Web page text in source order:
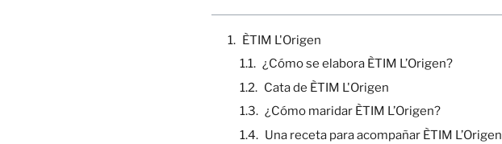
ÈTIM L'Origen
¿Cómo se elabora ÈTIM L’Origen?
Cata de ÈTIM L'Origen
¿Cómo maridar ÈTIM L’Origen?
Una receta para acompañar ÈTIM L’Origen